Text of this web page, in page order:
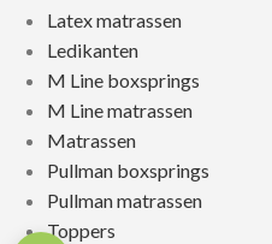
Latex matrassen
Ledikanten
M Line boxsprings
M Line matrassen
Matrassen
Pullman boxsprings
Pullman matrassen
Toppers